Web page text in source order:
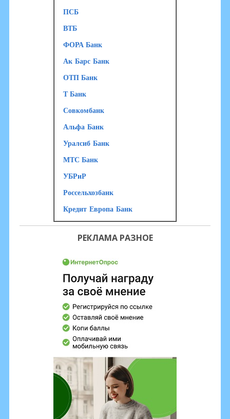
ПСБ
ВТБ
ФОРА Банк
Ак Барс Банк
ОТП Банк
Т Банк
Совкомбанк
Альфа Банк
Уралсиб Банк
МТС Банк
УБРиР
Россельхозбанк
Кредит Европа Банк
РЕКЛАМА РАЗНОЕ